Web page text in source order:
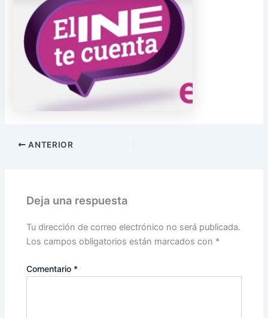
ANTERIOR
Deja una respuesta
Tu dirección de correo electrónico no será publicada.
Los campos obligatorios están marcados con *
Comentario *